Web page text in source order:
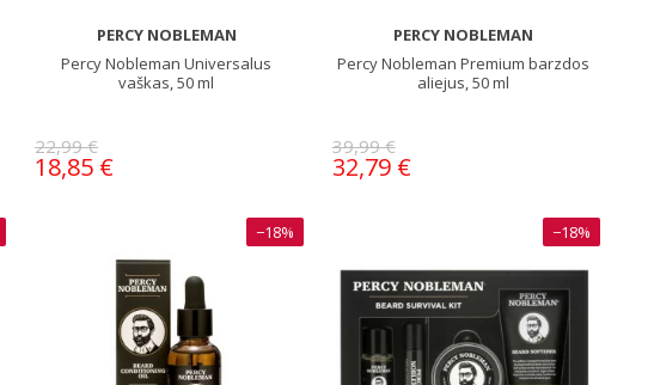
PERCY NOBLEMAN
Percy Nobleman Universalus
vaškas, 50 ml
22,99 €
18,85 €
PERCY NOBLEMAN
Percy Nobleman Premium barzdos
aliejus, 50 ml
39,99 €
32,79 €
−18% −18%